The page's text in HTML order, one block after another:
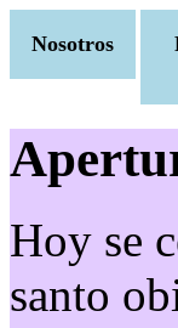
Nosotros
Hoy se
santo